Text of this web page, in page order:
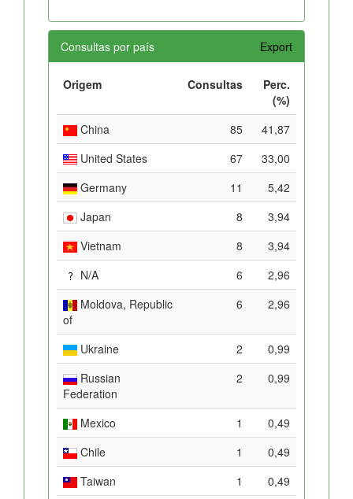
Consultas por país Export
Origem Consultas
Perc.
(%)
China
85
41,87
United States
67
33,00
Germany
11
5,42
Japan
8
3,94
Vietnam
8
3,94
N/A
6
2,96
Moldova, Republic
of
6 2,96
Ukraine 2
0,99
Russian
Federation
2 0,99
Mexico 1
0,49
Chile
1
0,49
Taiwan
1
0,49